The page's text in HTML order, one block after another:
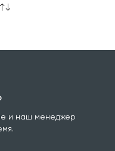
и наш менеджер